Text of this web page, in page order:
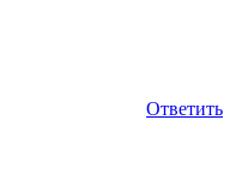
Ответить